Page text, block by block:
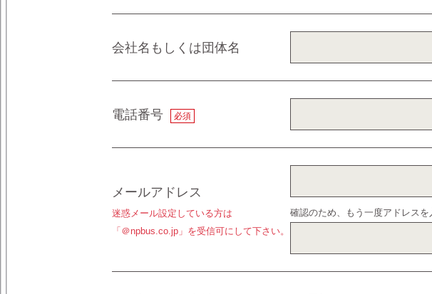
会社名もしくは団体名
電話番号 必須
メールアドレス
迷惑メール設定している方は
「＠npbus.co.jp」を受信可にして下さい。
確認のため、もう一度アドレスを